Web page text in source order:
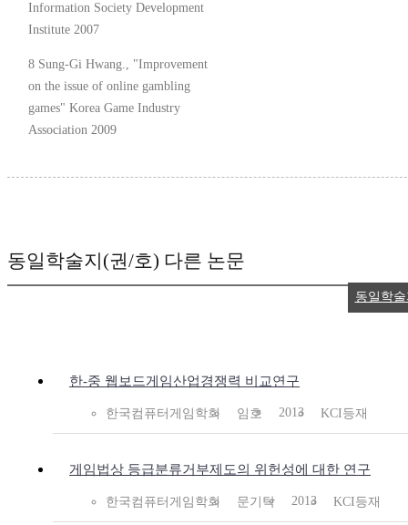
Information Society Development
Institute 2007
8 Sung-Gi Hwang., "Improvement
on the issue of online gambling
games" Korea Game Industry
Association 2009
동일학술지(권/호) 다른 논문
한-중 웹보드게임산업경쟁력 비교연구
한국컴퓨터게임학회 임호 2013 KCI등재
게임법상 등급분류거부제도의 위헌성에 대한 연구
한국컴퓨터게임학회 문기탁 2013 KCI등재
동일학